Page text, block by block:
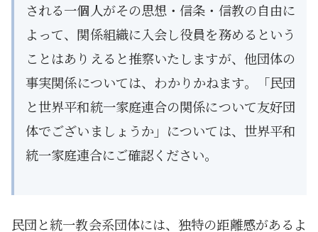
される一個人がその思想・信条・信教の自由に
よって、関係組織に入会し役員を務めるという
ことはありえると推察いたしますが、他団体の
事実関係については、わかりかねます。「民団
と世界平和統一家庭連合の関係について友好団
体でございましょうか」については、世界平和
統一家庭連合にご確認ください。
民団と統一教会系団体には、独特の距離感があるよ